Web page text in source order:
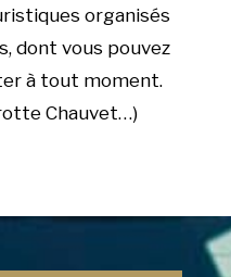
organisés
dont vous pouvez
à tout moment.
Chauvet…)